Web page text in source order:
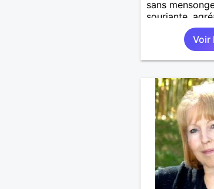
sans
souriante,
respectueuse
passer de
complicité
voulant aller
Voir